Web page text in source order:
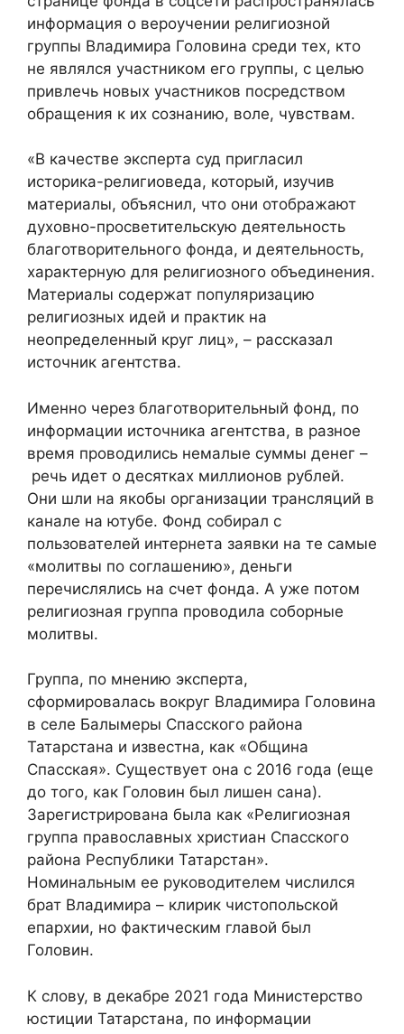
информация о вероучении религиозной
группы Владимира Головина среди тех, кто
не являлся участником его группы, с целью
привлечь новых участников посредством
обращения к их сознанию, воле, чувствам.
«В качестве эксперта суд пригласил
историка-религиоведа, который, изучив
материалы, объяснил, что они отображают
духовно-просветительскую деятельность
благотворительного фонда, и деятельность,
характерную для религиозного объединения.
Материалы содержат популяризацию
религиозных идей и практик на
неопределенный круг лиц», – рассказал
источник агентства.
Именно через благотворительный фонд, по
информации источника агентства, в разное
время проводились немалые суммы денег –
речь идет о десятках миллионов рублей.
Они шли на якобы организации трансляций в
канале на ютубе. Фонд собирал с
пользователей интернета заявки на те самые
«молитвы по соглашению», деньги
перечислялись на счет фонда. А уже потом
религиозная группа проводила соборные
молитвы.
Группа, по мнению эксперта,
сформировалась вокруг Владимира Головина
в селе Балымеры Спасского района
Татарстана и известна, как «Община
Спасская». Существует она с 2016 года (еще
до того, как Головин был лишен сана).
Зарегистрирована была как «Религиозная
группа православных христиан Спасского
района Республики Татарстан».
Номинальным ее руководителем числился
брат Владимира – клирик чистопольской
епархии, но фактическим главой был
Головин.
К слову, в декабре 2021 года Министерство
юстиции Татарстана, по информации